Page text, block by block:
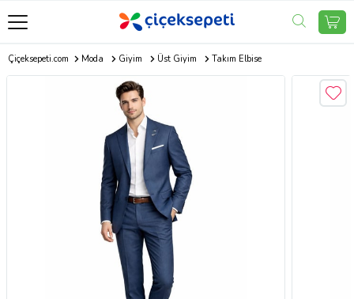
Çiçeksepeti.com Moda Giyim Üst Giyim Takım Elbise